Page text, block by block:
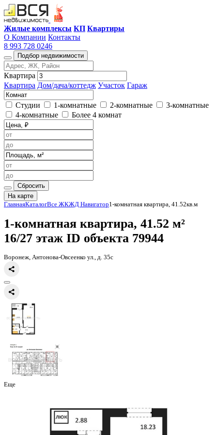
Жилые комплексы КП Квартиры
О Компании Контакты
8 993 728 0246
Подбор недвижимости
Квартира
Квартира Дом/дача/коттедж Участок Гараж
Студии 1-комнатные 2-комнатные
3-комнатные
4-комнатные
Более 4 комнат
Сбросить
На карте
Главная КаталогВсе ЖК ЖД Навигатор
1-комнатная квартира, 41.52
16/27 этаж
Воронеж, Антонова-Овсеенко ул., д. 35с